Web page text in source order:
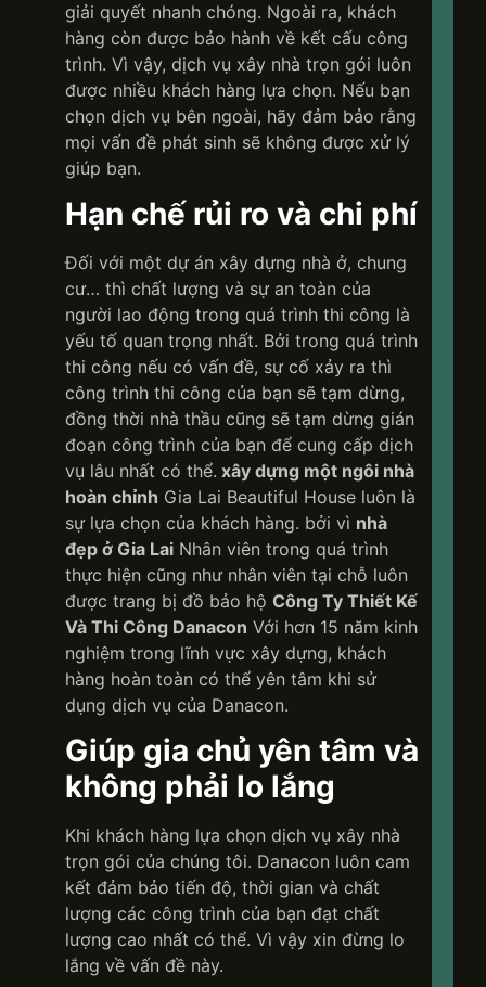
giải quyết nhanh chóng. Ngoài ra, khách
hàng còn được bảo hành về kết cấu công
trình. Vì vậy, dịch vụ xây nhà trọn gói luôn
được nhiều khách hàng lựa chọn. Nếu bạn
chọn dịch vụ bên ngoài, hãy đảm bảo rằng
mọi vấn đề phát sinh sẽ không được xử lý
giúp bạn.
Hạn chế rủi ro và chi phí
Đối với một dự án xây dựng nhà ở, chung
cư… thì chất lượng và sự an toàn của
người lao động trong quá trình thi công là
yếu tố quan trọng nhất. Bởi trong quá trình
thi công nếu có vấn đề, sự cố xảy ra thì
công trình thi công của bạn sẽ tạm dừng,
đồng thời nhà thầu cũng sẽ tạm dừng gián
đoạn công trình của bạn để cung cấp dịch
vụ lâu nhất có thể. xây dựng một ngôi nhà
hoàn chỉnh Gia Lai Beautiful House luôn là
sự lựa chọn của khách hàng. bởi vì nhà
đẹp ở Gia Lai Nhân viên trong quá trình
thực hiện cũng như nhân viên tại chỗ luôn
được trang bị đồ bảo hộ Công Ty Thiết Kế
Và Thi Công Danacon Với hơn 15 năm kinh
nghiệm trong lĩnh vực xây dựng, khách
hàng hoàn toàn có thể yên tâm khi sử
dụng dịch vụ của Danacon.
Giúp gia chủ yên tâm và
không phải lo lắng
Khi khách hàng lựa chọn dịch vụ xây nhà
trọn gói của chúng tôi. Danacon luôn cam
kết đảm bảo tiến độ, thời gian và chất
lượng các công trình của bạn đạt chất
lượng cao nhất có thể. Vì vậy xin đừng lo
lắng về vấn đề này.